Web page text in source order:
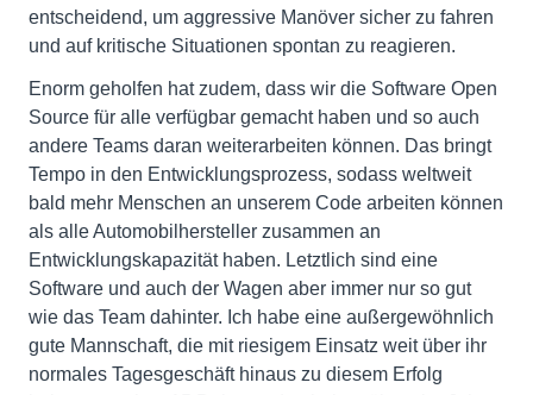
entscheidend, um aggressive Manöver sicher zu fahren
und auf kritische Situationen spontan zu reagieren.
Enorm geholfen hat zudem, dass wir die Software Open
Source für alle verfügbar gemacht haben und so auch
andere Teams daran weiterarbeiten können. Das bringt
Tempo in den Entwicklungsprozess, sodass weltweit
bald mehr Menschen an unserem Code arbeiten können
als alle Automobilhersteller zusammen an
Entwicklungskapazität haben. Letztlich sind eine
Software und auch der Wagen aber immer nur so gut
wie das Team dahinter. Ich habe eine außergewöhnlich
gute Mannschaft, die mit riesigem Einsatz weit über ihr
normales Tagesgeschäft hinaus zu diesem Erfolg